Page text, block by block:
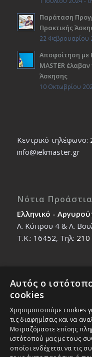
Παράταση
Πρακτικής
22 Φεβρουαρίου
Αποφοίτηση με
ΜΑSTER έλαβαν
Άσκησης
10 Οκτωβρίου
Κεντρικό τηλέφωνο:
info@iekmaster.gr
Νότια Προάστια
Ελληνικό -
Λ. Κύπρου 4 & Λ.
T.K.: 16452, Τηλ: 210
Βόρεια
Νέο Ηράκλειο -
Ζαλοκώστα 18 &
14121, Τηλ:210
Αυτός ο
cookies
Χρησιμοποιούμε cookies
τις διαφημίσεις και να
Μοιραζόμαστε επίσης
ιστότοπού μας με τους
οποίοι ενδέχεται να τις